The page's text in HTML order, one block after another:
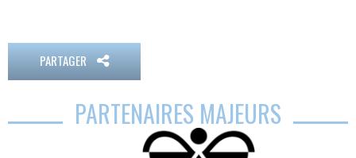
PARTAGER
PARTENAIRES MAJEURS